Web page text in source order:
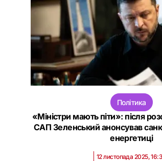
Політика
«Міністри мають піти»: після
САП Зеленський анонсував
енергетиці
12 листопада 2025,